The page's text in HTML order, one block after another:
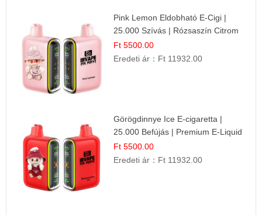
Pink Lemon Eldobható E-Cigi |
25.000 Szívás | Rózsaszín Citrom
Íz
Ft 5500.00
Eredeti ár： Ft 11932.00
Görögdinnye Ice E-cigaretta |
25.000 Befújás | Premium E-Liquid
Ft 5500.00
Eredeti ár： Ft 11932.00